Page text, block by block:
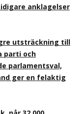
anklagelser
utsträckning till
parti och
parlamentsval,
ger en felaktig